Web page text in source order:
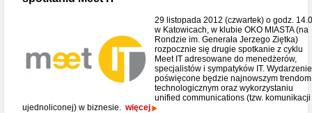
29 listopada 2012 (czwartek) o godz.
w Katowicach, w klubie OKO MIASTA (na
Rondzie im. Generała Jerzego Ziętka)
rozpocznie się drugie spotkanie z cyklu
Meet IT adresowane do menedżerów,
specjalistów i sympatyków IT. Wydarzenie
poświęcone będzie najnowszym trendom
technologicznym oraz wykorzystaniu
unified communications (tzw. komunikacji
ujednoliconej) w biznesie. więcej